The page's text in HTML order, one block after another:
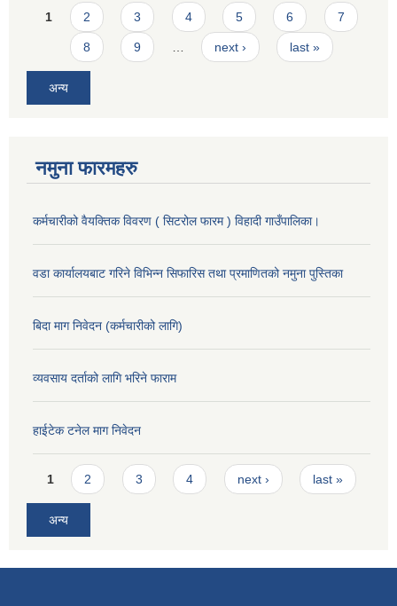
Pages
1 2 3 4 5 6 7
8 9 next › last »
अन्य
नमुना फारमहरु
कर्मचारीको वैयक्तिक विवरण ( सिटरोल फारम ) विहादी गाउँपालिका।
वडा कार्यालयबाट गरिने विभिन्न सिफारिस तथा प्रमाणितको नमुना पुस्तिका
बिदा माग निवेदन (कर्मचारीको लागि)
व्यवसाय दर्ताको लागि भरिने फाराम
हाईटेक टनेल माग निवेदन
Pages
1 2 3 4 next › last »
अन्य